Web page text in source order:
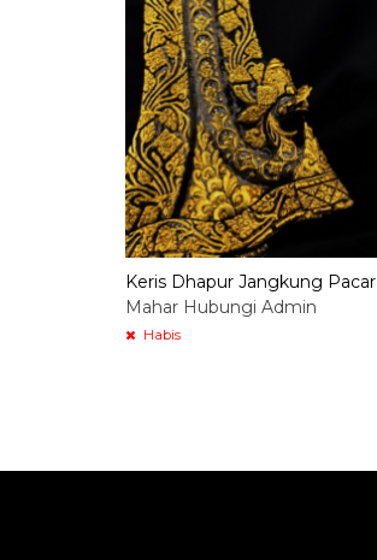
Keris Dhapur Jangkung Pacar
Mahar Hubungi Admin
Habis